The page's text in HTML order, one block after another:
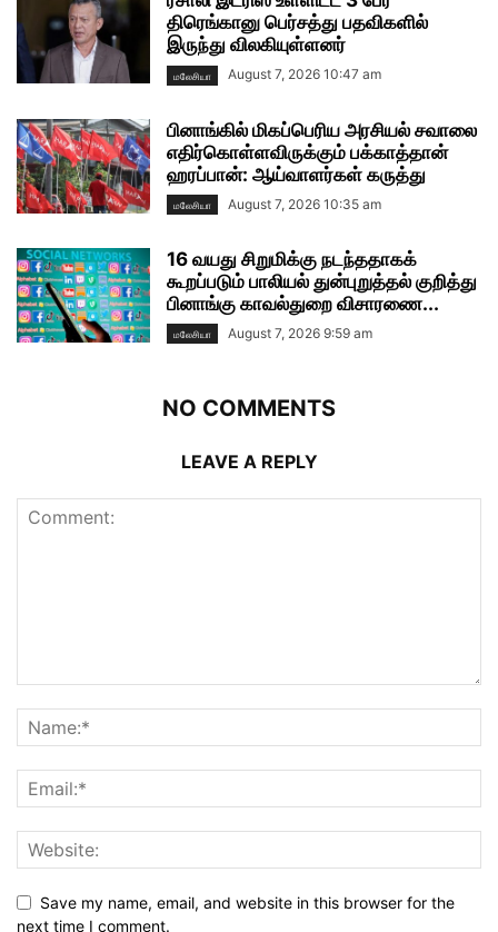
திரெங்கானு பெர்சத்து பதவிகளில்
இருந்து விலகியுள்ளனர்
மலேசியா August 7, 2026 10:47 am
பினாங்கில் மிகப்பெரிய அரசியல் சவாலை
எதிர்கொள்ளவிருக்கும் பக்காத்தான்
ஹரப்பான்: ஆய்வாளர்கள் கருத்து
மலேசியா August 7, 2026 10:35 am
16 வயது சிறுமிக்கு நடந்ததாகக்
கூறப்படும் பாலியல் துன்புறுத்தல் குறித்து
பினாங்கு காவல்துறை விசாரணை...
மலேசியா August 7, 2026 9:59 am
NO COMMENTS
LEAVE A REPLY
Save my name, email, and website in this browser for the
next time I comment.